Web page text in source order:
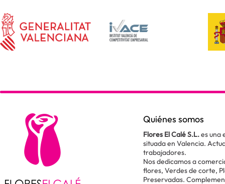
Quiénes somos
Flores El Calé S.L.es una
situada en Valencia.
trabajadores.
Nos dedicamos a
flores, Verdes de corte,
Preservadas.